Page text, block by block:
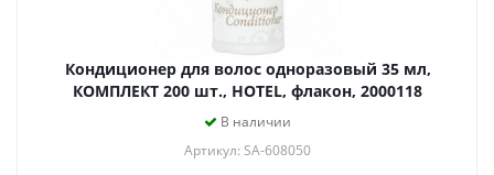
Кондиционер для волос одноразовый 35 мл,
КОМПЛЕКТ 200 шт., HOTEL, флакон, 2000118
В наличии
Артикул: SA-608050